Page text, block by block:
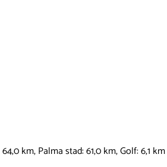
km, Palma stad: 61,0 km, Golf: 6,1 km